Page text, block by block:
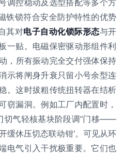
调控稳动及选型搭配等多个方
铁锁符合安全防护特性的优势
其对电子自动化锁际形态与开
一贴。电磁保密驱动形组件利
，所有振动完全交付强体保持
示将闸身升衰只留小号余型连
。这时拔粗传统扭转器在结析
窃漏洞。例如工厂内配置时，
切气轻核基块阶段调“门移——
缓休压切态联动钳’。可见从环
电气引入干扰极重要。它们也